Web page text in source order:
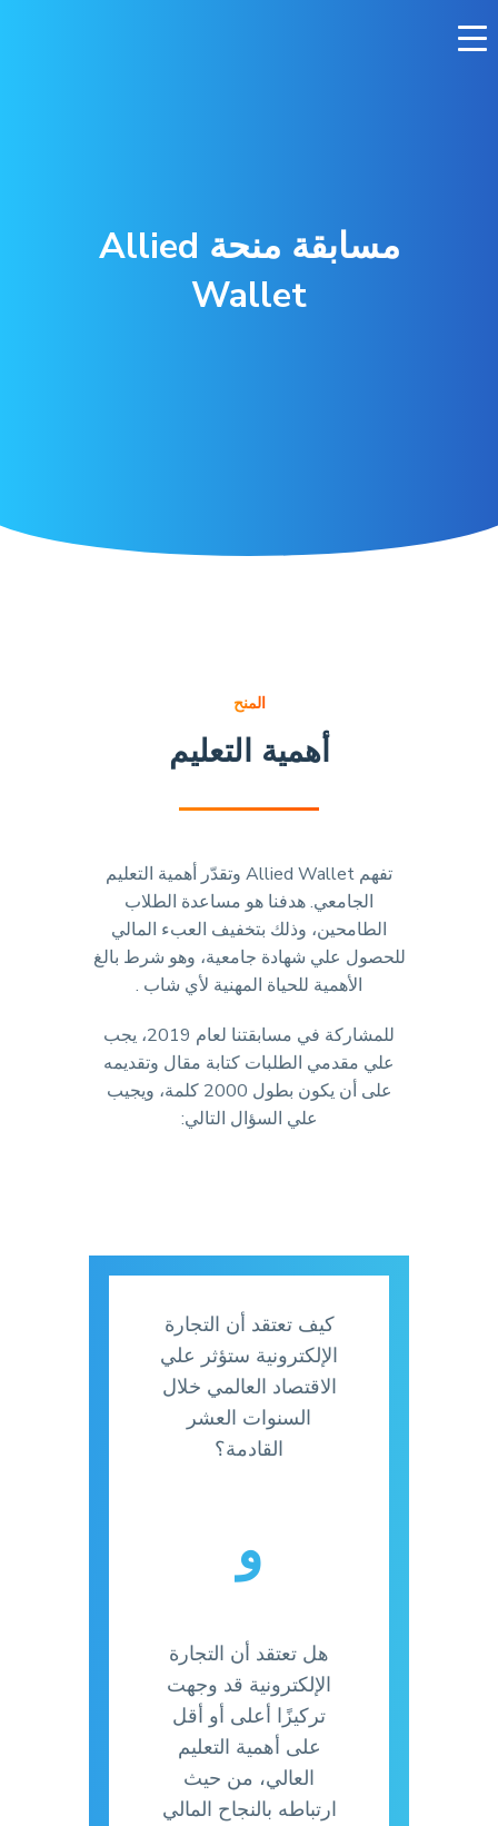
to
مسابقة منحة Allied
Wallet
المنح
أهمية التعليم
تفهم Allied Wallet وتقدّر أهمية التعليم
الجامعي. هدفنا هو مساعدة الطلاب
الطامحين، وذلك بتخفيف العبء المالي
للحصول علي شهادة جامعية، وهو شرط بالغ
الأهمية للحياة المهنية لأي شاب .
للمشاركة في مسابقتنا لعام 2019، يجب
علي مقدمي الطلبات كتابة مقال وتقديمه
على أن يكون بطول 2000 كلمة، ويجيب
علي السؤال التالي:
كيف تعتقد أن التجارة
الإلكترونية ستؤثر علي
الاقتصاد العالمي خلال
السنوات العشر
القادمة؟
و
هل تعتقد أن التجارة
الإلكترونية قد وجهت
تركيزًا أعلى أو أقل
على أهمية التعليم
العالي، من حيث
ارتباطه بالنجاح المالي